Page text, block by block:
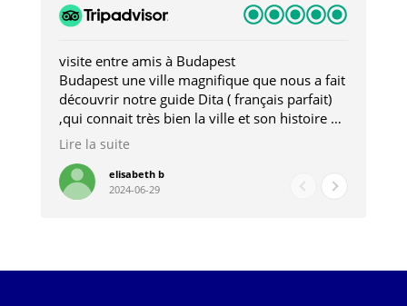
visite entre amis à Budapest
Budapest une ville magnifique que nous a fait
découvrir notre guide Dita ( français parfait)
,qui connait très bien la ville et son histoire et
qui nous a permis d'accéder à des lieux
pour les restaurants . A la fin de notre séjour
nous étions plus avec une amie qu' une guide
Lire la suite
elisabeth b
2024-06-29